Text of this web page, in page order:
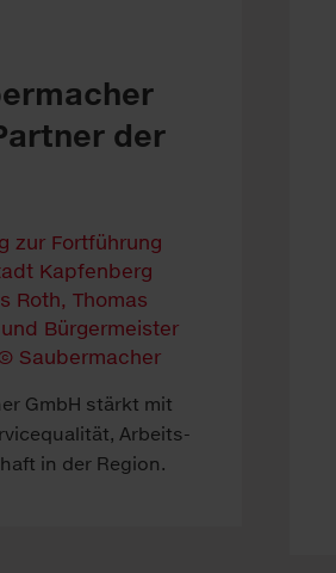
der
GmbH stärkt mit
Arbeits­
in der Re­gion.